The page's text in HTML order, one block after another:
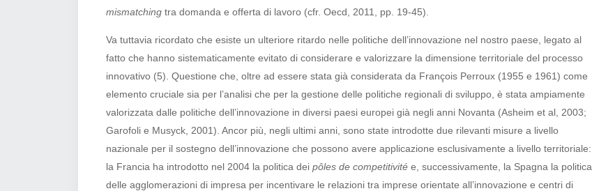
mismatching tra domanda e offerta di lavoro (cfr. Oecd, 2011, pp. 19-45).
Va tuttavia ricordato che esiste un ulteriore ritardo nelle politiche dell’innovazione nel nostro paese, legato al
fatto che hanno sistematicamente evitato di considerare e valorizzare la dimensione territoriale del processo
innovativo (5) . Questione che, oltre ad essere stata già considerata da François Perroux (1955 e 1961) come
elemento cruciale sia per l’analisi che per la gestione delle politiche regionali di sviluppo, è stata ampiamente
valorizzata dalle politiche dell’innovazione in diversi paesi europei già negli anni Novanta (Asheim et al, 2003;
Garofoli e Musyck, 2001). Ancor più, negli ultimi anni, sono state introdotte due rilevanti misure a livello
nazionale per il sostegno dell’innovazione che possono avere applicazione esclusivamente a livello territoriale:
la Francia ha introdotto nel 2004 la politica dei pôles de competitivité e, successivamente, la Spagna la politica
delle agglomerazioni di impresa per incentivare le relazioni tra imprese orientate all’innovazione e centri di